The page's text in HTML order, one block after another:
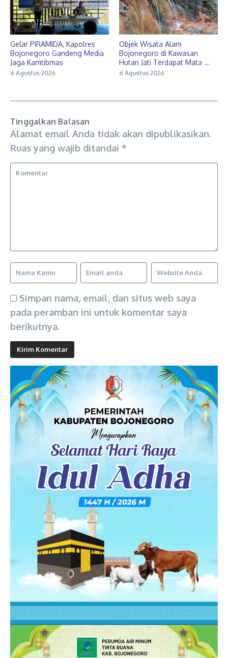
Gelar PIRAMIDA, Kapolres
Bojonegoro Gandeng Media
Jaga Kamtibmas
6 Agustus 2026
Objek Wisata Alam
Bojonegoro di Kawasan
Hutan Jati Terdapat Mata ...
6 Agustus 2026
Tinggalkan Balasan
Alamat email Anda tidak akan dipublikasikan.
Ruas yang wajib ditandai *
Simpan nama, email, dan situs web saya
pada peramban ini untuk komentar saya
berikutnya.